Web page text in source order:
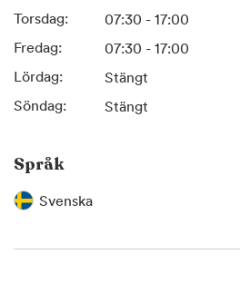
Torsdag:
07:30 - 17:00
Fredag:
07:30 - 17:00
Lördag:
Stängt
Söndag:
Stängt
Språk
Svenska